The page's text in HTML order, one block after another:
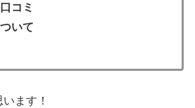
コミ
いて
ます！